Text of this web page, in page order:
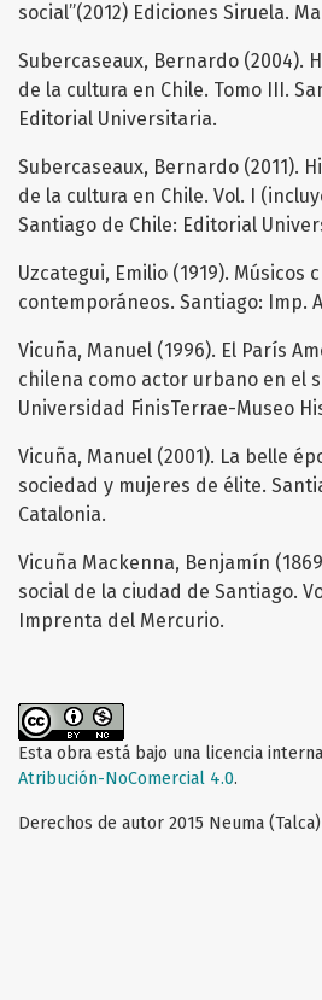
social”(2012) Ediciones Siruela.
Subercaseaux, Bernardo (2004).
de la cultura en Chile. Tomo III.
Editorial Universitaria.
Subercaseaux, Bernardo (2011).
de la cultura en Chile. Vol. I
Santiago de Chile: Editorial
Uzcategui, Emilio (1919). Músicos
contemporáneos. Santiago: Imp.
Vicuña, Manuel (1996). El París
chilena como actor urbano en el
Universidad FinisTerrae-Museo
Vicuña, Manuel (2001). La belle
sociedad y mujeres de élite.
Catalonia.
Vicuña Mackenna, Benjamín
social de la ciudad de Santiago.
Imprenta del Mercurio.
Esta obra está bajo una licencia
Atribución-NoComercial 4.0.
Derechos de autor 2015 Neuma (Talca)